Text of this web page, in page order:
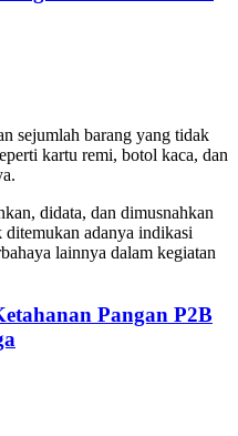
sejumlah barang yang tidak
kartu remi, botol kaca, dan
didata, dan dimusnahkan
ditemukan adanya indikasi
lainnya dalam kegiatan
Pangan P2B